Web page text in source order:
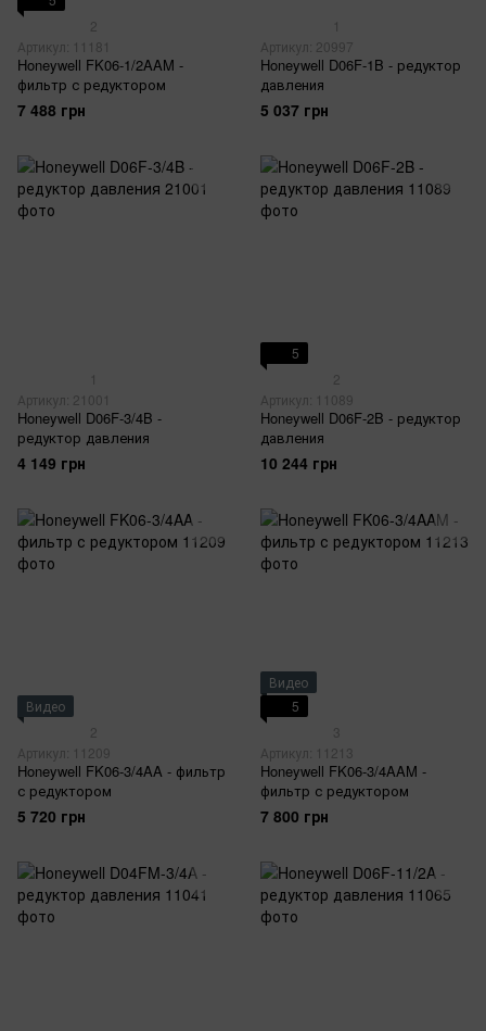
2
Артикул: 11181
Honeywell FK06-1/2AAM -
фильтр с редуктором
7 488 грн
1
Артикул: 20997
Honeywell D06F-1B - редуктор
давления
5 037 грн
1
Артикул: 21001
Honeywell D06F-3/4B -
редуктор давления
4 149 грн
5
2
Артикул: 11089
Honeywell D06F-2B - редуктор
давления
10 244 грн
Видео
2
Артикул: 11209
Honeywell FK06-3/4AA - фильтр
с редуктором
5 720 грн
Видео
5
3
Артикул: 11213
Honeywell FK06-3/4AAM -
фильтр с редуктором
7 800 грн